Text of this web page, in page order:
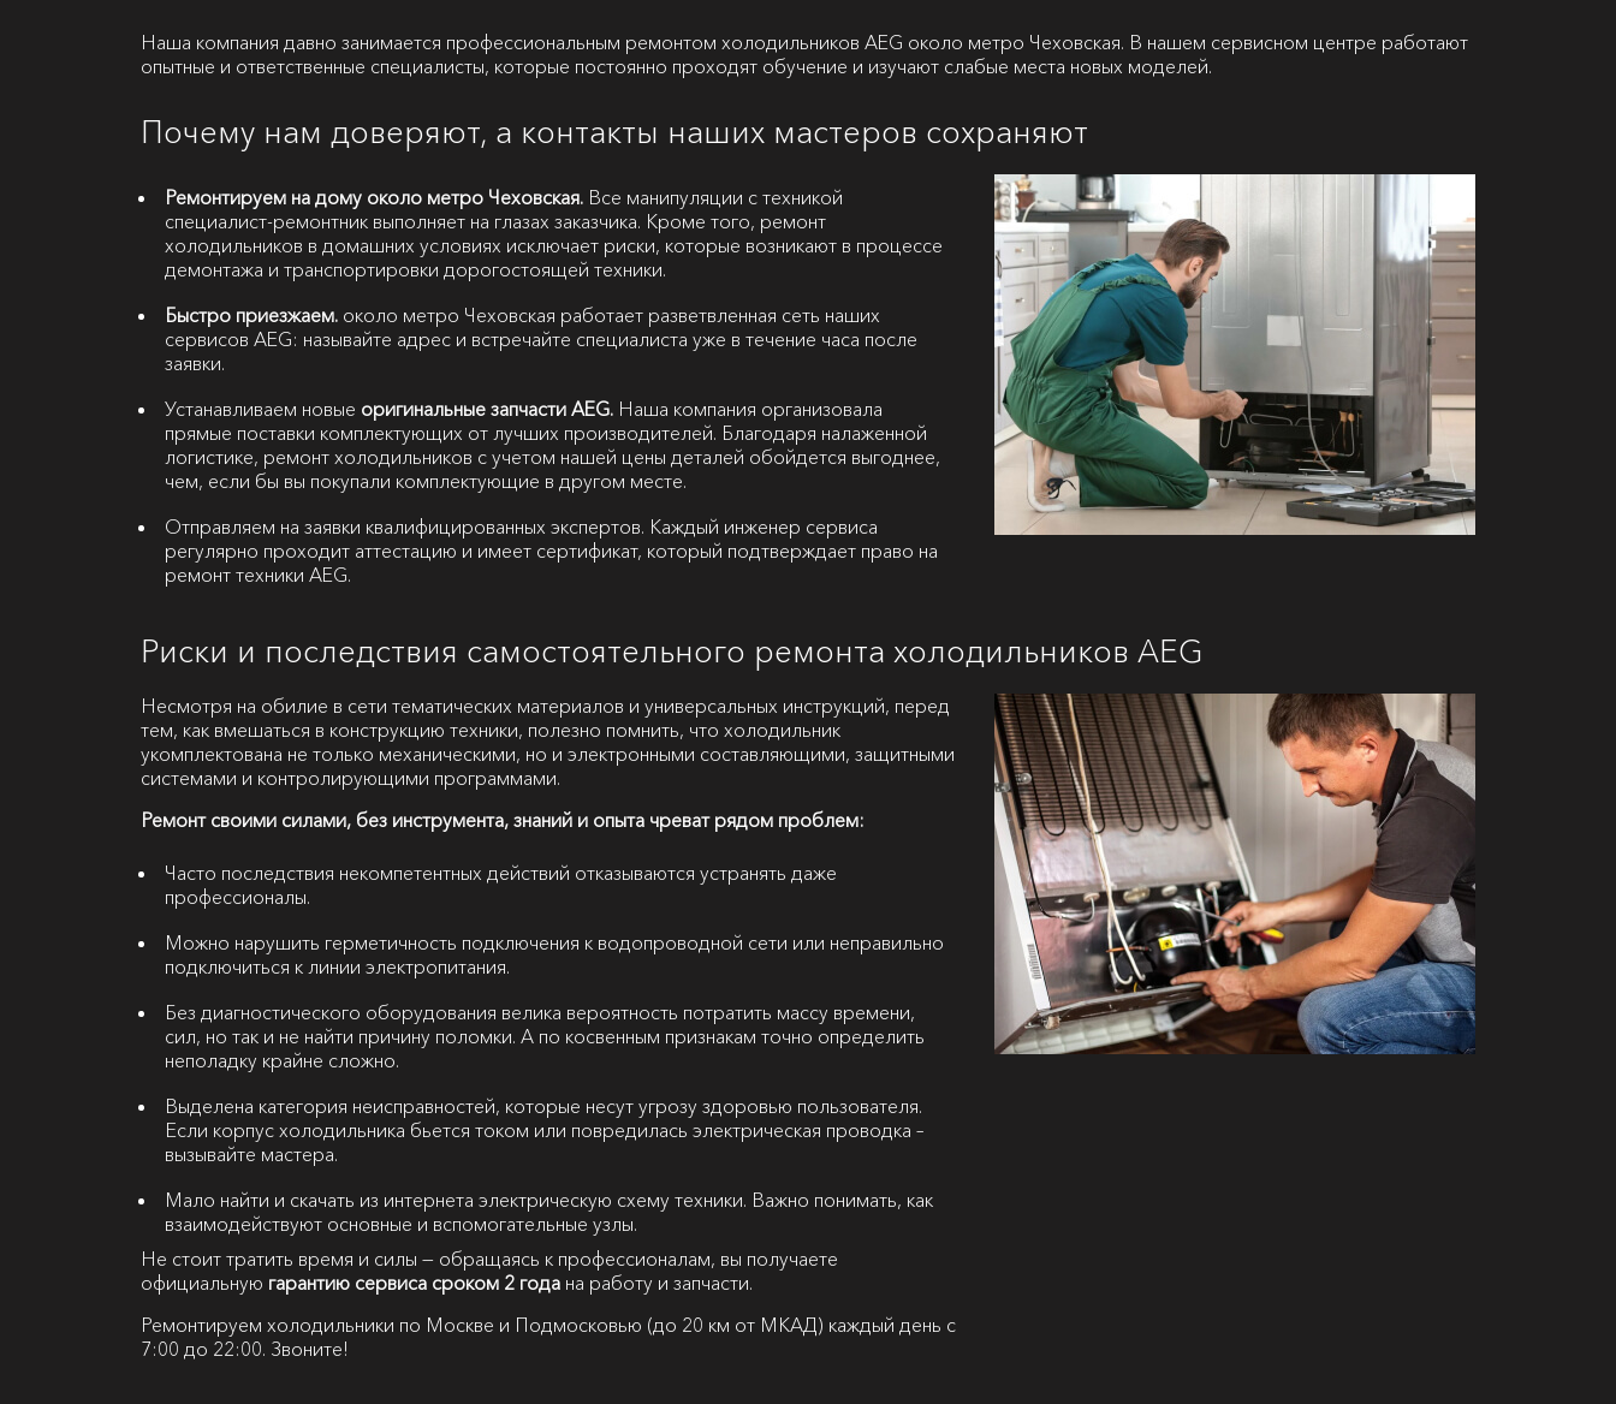
Наша компания давно занимается профессиональным ремонтом холодильников AEG около метро Чеховская. В нашем сервисном центре работают
опытные и ответственные специалисты, которые постоянно проходят обучение и изучают слабые места новых моделей.
Почему нам доверяют, а контакты наших мастеров сохраняют
Ремонтируем на дому около метро Чеховская. Все манипуляции с техникой
специалист-ремонтник выполняет на глазах заказчика. Кроме того, ремонт
холодильников в домашних условиях исключает риски, которые возникают в процессе
демонтажа и транспортировки дорогостоящей техники.
Быстро приезжаем. около метро Чеховская работает разветвленная сеть наших
сервисов AEG: называйте адрес и встречайте специалиста уже в течение часа после
заявки.
Устанавливаем новые оригинальные запчасти AEG. Наша компания организовала
прямые поставки комплектующих от лучших производителей. Благодаря налаженной
логистике, ремонт холодильников с учетом нашей цены деталей обойдется выгоднее,
чем, если бы вы покупали комплектующие в другом месте.
Отправляем на заявки квалифицированных экспертов. Каждый инженер сервиса
регулярно проходит аттестацию и имеет сертификат, который подтверждает право на
ремонт техники AEG.
Риски и последствия самостоятельного ремонта холодильников AEG
Несмотря на обилие в сети тематических материалов и универсальных инструкций, перед
тем, как вмешаться в конструкцию техники, полезно помнить, что холодильник
укомплектована не только механическими, но и электронными составляющими, защитными
системами и контролирующими программами.
Ремонт своими силами, без инструмента, знаний и опыта чреват рядом проблем:
Часто последствия некомпетентных действий отказываются устранять даже
профессионалы.
Можно нарушить герметичность подключения к водопроводной сети или неправильно
подключиться к линии электропитания.
Без диагностического оборудования велика вероятность потратить массу времени,
сил, но так и не найти причину поломки. А по косвенным признакам точно определить
неполадку крайне сложно.
Выделена категория неисправностей, которые несут угрозу здоровью пользователя.
Если корпус холодильника бьется током или повредилась электрическая проводка –
вызывайте мастера.
Мало найти и скачать из интернета электрическую схему техники. Важно понимать, как
взаимодействуют основные и вспомогательные узлы.
Не стоит тратить время и силы — обращаясь к профессионалам, вы получаете
официальную гарантию сервиса сроком 2 года на работу и запчасти.
Ремонтируем холодильники по Москве и Подмосковью (до 20 км от МКАД) каждый день с
7:00 до 22:00. Звоните!